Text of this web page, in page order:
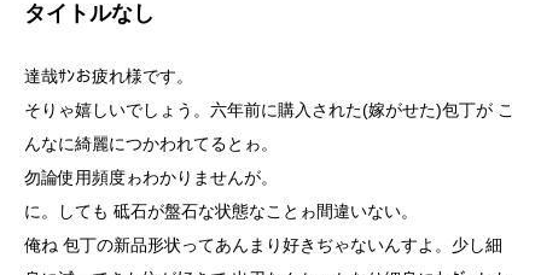
タイトルなし
達哉ｻﾝお疲れ様です。
そりゃ嬉しいでしょう。六年前に購入された(嫁がせた)包丁が こ
んなに綺麗につかわれてるとゎ。
勿論使用頻度ゎわかりませんが。
に。しても 砥石が盤石な状態なことゎ間違いない。
俺ね 包丁の新品形状ってあんまり好きぢゃないんすよ。少し細